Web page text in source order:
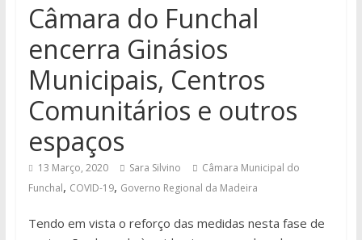
Câmara do Funchal
encerra Ginásios
Municipais, Centros
Comunitários e outros
espaços
13 Março, 2020 Sara Silvino
Câmara Municipal do
Funchal, COVID-19, Governo Regional da Madeira
Tendo em vista o reforço das medidas nesta fase de